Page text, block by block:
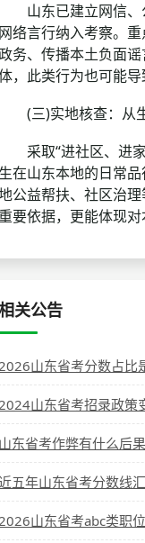
东已建立网信、公
络言行纳入考察。
务、传播本土负面
，此类行为也可能导
三)实地核查：从生
取“进社区、进家
在山东本地的日常
公益帮扶、社区治
要依据，更能体现对
关公告
山东省考分数占比
山东省考招录政策
东省考作弊有什么后
五年山东省考分数线
山东省考abc类职